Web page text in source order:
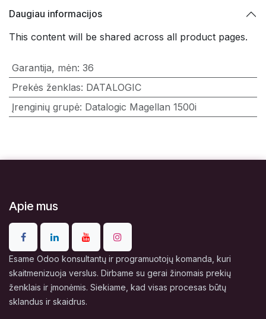
Daugiau informacijos
This content will be shared across all product pages.
Garantija, mėn: 36
Prekės ženklas: DATALOGIC
Įrenginių grupė: Datalogic Magellan 1500i
Apie mus
Esame Odoo konsultantų ir programuotojų komanda, kuri
skaitmenizuoja verslus. Dirbame su gerai žinomais prekių
ženklais ir įmonėmis. Siekiame, kad visas procesas būtų
sklandus ir skaidrus.